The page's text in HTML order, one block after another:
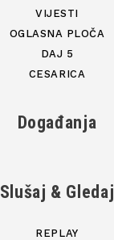
VIJESTI
OGLASNA PLOČA
DAJ 5
CESARICA
Događanja
Slušaj & Gledaj
REPLAY